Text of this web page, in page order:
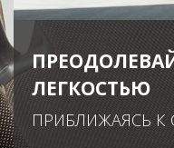
ЛЕГКОСТЬЮ
ПРИБЛИЖАЯСЬ